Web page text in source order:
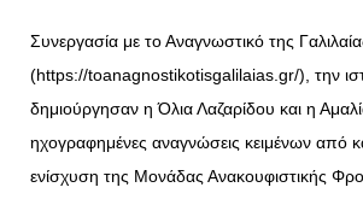
Συνεργασία με το Αναγνωστικό της
(https://toanagnostikotisgalilaias.gr/), την
δημιούργησαν η Όλια Λαζαρίδου και η
ηχογραφημένες αναγνώσεις κειμένων από
ενίσχυση της Μονάδας Ανακουφιστικής